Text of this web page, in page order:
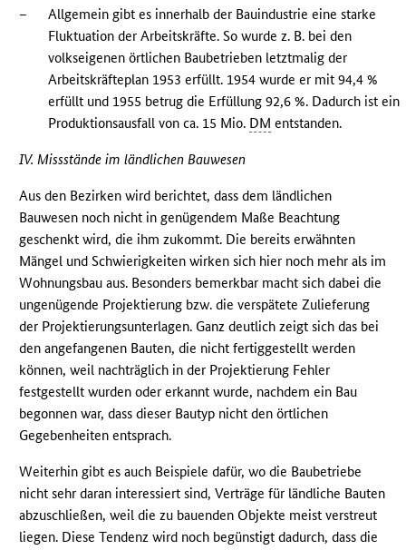
–
Allgemein gibt es innerhalb der Bauindustrie eine starke
Fluktuation der Arbeitskräfte. So wurde z. B. bei den
volkseigenen örtlichen Baubetrieben letztmalig der
Arbeitskräfteplan 1953 erfüllt. 1954 wurde er mit 94,4 %
erfüllt und 1955 betrug die Erfüllung 92,6 %. Dadurch ist ein
Produktionsausfall von ca. 15 Mio. DM entstanden.
IV. Missstände im ländlichen Bauwesen
Aus den Bezirken wird berichtet, dass dem ländlichen
Bauwesen noch nicht in genügendem Maße Beachtung
geschenkt wird, die ihm zukommt. Die bereits erwähnten
Mängel und Schwierigkeiten wirken sich hier noch mehr als im
Wohnungsbau aus. Besonders bemerkbar macht sich dabei die
ungenügende Projektierung bzw. die verspätete Zulieferung
der Projektierungsunterlagen. Ganz deutlich zeigt sich das bei
den angefangenen Bauten, die nicht fertiggestellt werden
können, weil nachträglich in der Projektierung Fehler
festgestellt wurden oder erkannt wurde, nachdem ein Bau
begonnen war, dass dieser Bautyp nicht den örtlichen
Gegebenheiten entsprach.
Weiterhin gibt es auch Beispiele dafür, wo die Baubetriebe
nicht sehr daran interessiert sind, Verträge für ländliche Bauten
abzuschließen, weil die zu bauenden Objekte meist verstreut
liegen. Diese Tendenz wird noch begünstigt dadurch, dass die